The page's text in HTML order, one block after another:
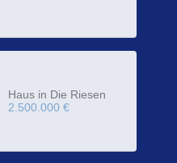
Haus in Die Riesen
2.500.000 €